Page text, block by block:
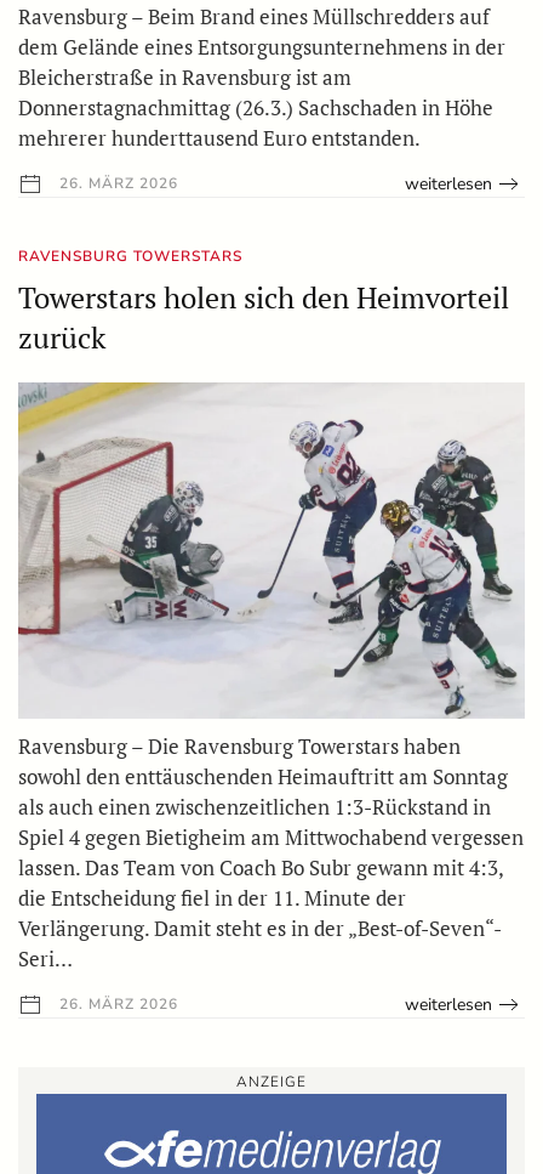
Ravensburg – Beim Brand eines Müllschredders auf
dem Gelände eines Entsorgungsunternehmens in der
Bleicherstraße in Ravensburg ist am
Donnerstagnachmittag (26.3.) Sachschaden in Höhe
mehrerer hunderttausend Euro entstanden.
26. MÄRZ 2026 weiterlesen
RAVENSBURG TOWERSTARS
Towerstars holen sich den Heimvorteil
zurück
Ravensburg – Die Ravensburg Towerstars haben
sowohl den enttäuschenden Heimauftritt am Sonntag
als auch einen zwischenzeitlichen 1:3-Rückstand in
Spiel 4 gegen Bietigheim am Mittwochabend vergessen
lassen. Das Team von Coach Bo Subr gewann mit 4:3,
die Entscheidung fiel in der 11. Minute der
Verlängerung. Damit steht es in der „Best-of-Seven“-
Seri…
26. MÄRZ 2026 weiterlesen
ANZEIGE